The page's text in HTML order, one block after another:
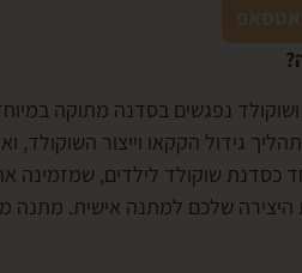
נפגשים בסדנה מתוקה
גידול הקקאו וייצור השוקולד,
כסדנת שוקולד לילדים, שמזמינה
היצירה שלכם למתנה אישית. מתנה